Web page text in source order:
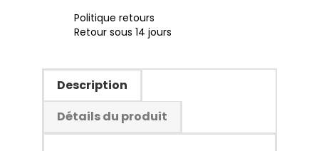
Politique retours
Retour sous 14 jours
Description
Détails du produit